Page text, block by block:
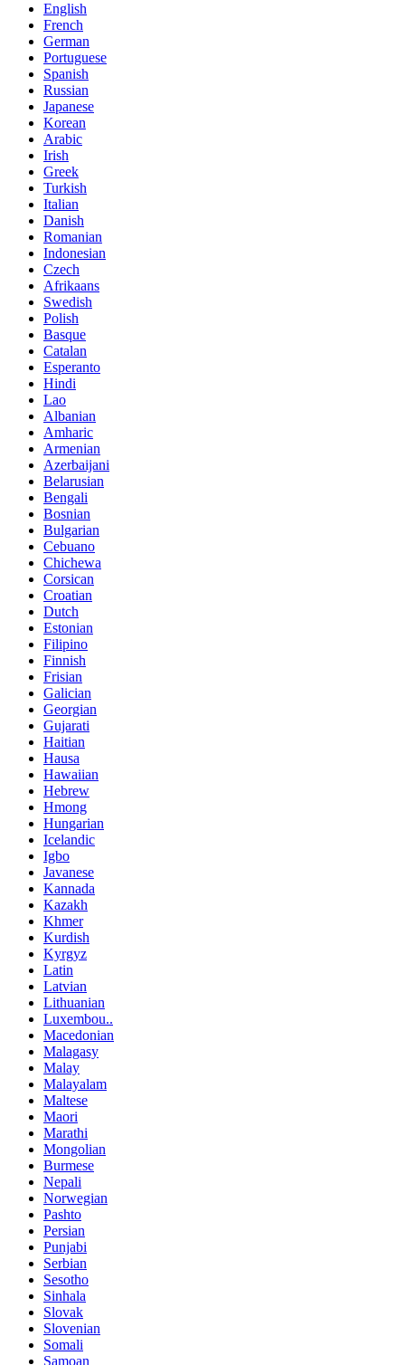
English
French
German
Portuguese
Spanish
Russian
Japanese
Korean
Arabic
Irish
Greek
Turkish
Italian
Danish
Romanian
Indonesian
Czech
Afrikaans
Swedish
Polish
Basque
Catalan
Esperanto
Hindi
Lao
Albanian
Amharic
Armenian
Azerbaijani
Belarusian
Bengali
Bosnian
Bulgarian
Cebuano
Chichewa
Corsican
Croatian
Dutch
Estonian
Filipino
Finnish
Frisian
Galician
Georgian
Gujarati
Haitian
Hausa
Hawaiian
Hebrew
Hmong
Hungarian
Icelandic
Igbo
Javanese
Kannada
Kazakh
Khmer
Kurdish
Kyrgyz
Latin
Latvian
Lithuanian
Luxembou..
Macedonian
Malagasy
Malay
Malayalam
Maltese
Maori
Marathi
Mongolian
Burmese
Nepali
Norwegian
Pashto
Persian
Punjabi
Serbian
Sesotho
Sinhala
Slovak
Slovenian
Somali
Samoan